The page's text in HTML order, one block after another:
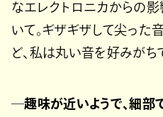
なエレクトロニカからの
いて。ギザギザして尖った
ど、私は丸い音を好みがち
─趣味が近いようで、細部